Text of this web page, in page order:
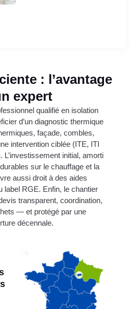
: l’avantage
expert
qualifié en isolation
d’un diagnostic thermique
façade, combles,
intervention ciblée (ITE, ITI
L’investissement initial, amorti
sur le chauffage et la
aussi droit à des aides
label RGE. Enfin, le chantier
transparent, coordination,
— et protégé par une
décennale.